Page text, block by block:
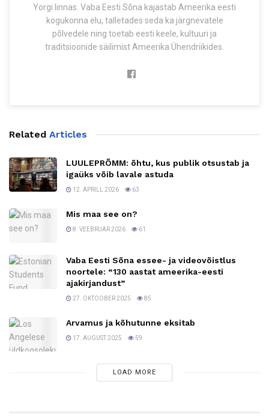
Yorgi linnas. Vaba Eesti Sõna kajastab Ameerika eesti
kogukonna elu, talletades seda ka järgnevatele
põlvedele ning toetab eesti keele, kultuuri ja
traditsioonide säilimist Ameerika Ühendriikides.
Related Articles
LUULEPRÕMM: õhtu, kus publik otsustab ja
igaüks võib lavale astuda
12. APRILL 2026 63
Mis maa see on?
8. VEEBRUAR 2026 61
Vaba Eesti Sõna essee- ja videovõistlus
noortele: “130 aastat ameerika-eesti
ajakirjandust”
27. OKTOOBER 2025 85
Arvamus ja kõhutunne eksitab
17. AUGUST 2025 59
LOAD MORE